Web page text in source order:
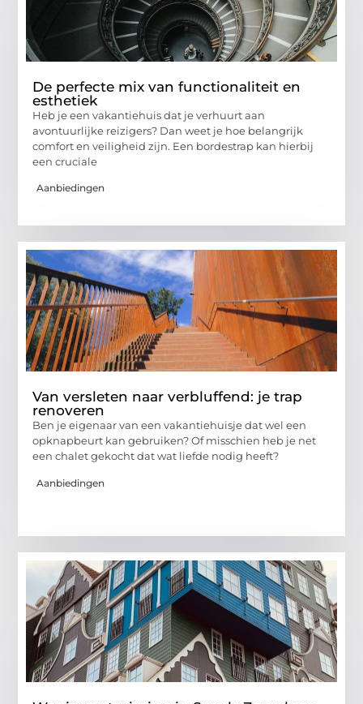
De perfecte mix van functionaliteit en
esthetiek
Heb je een vakantiehuis dat je verhuurt aan
avontuurlijke reizigers? Dan weet je hoe belangrijk
comfort en veiligheid zijn. Een bordestrap kan hierbij
een cruciale
Aanbiedingen
Van versleten naar verbluffend: je trap
renoveren
Ben je eigenaar van een vakantiehuisje dat wel een
opknapbeurt kan gebruiken? Of misschien heb je net
een chalet gekocht dat wat liefde nodig heeft?
Aanbiedingen